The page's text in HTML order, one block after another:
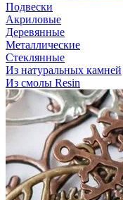
Подвески
Акриловые
Деревянные
Металлические
Стеклянные
Из натуральных камней
Из смолы Resin